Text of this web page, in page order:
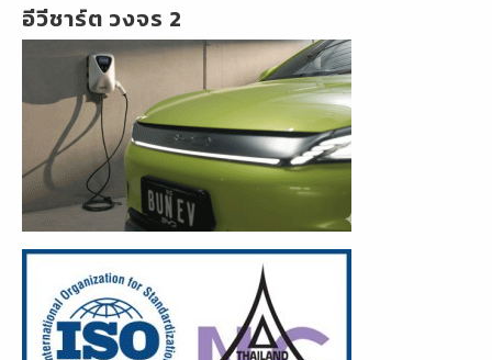
อีวีชาร์ต วงจร 2